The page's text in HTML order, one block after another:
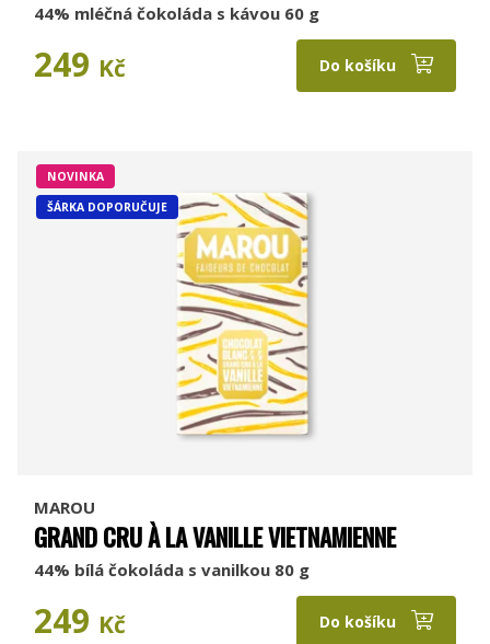
44% mléčná čokoláda s kávou 60 g
249 Kč Do košíku
NOVINKA
ŠÁRKA DOPORUČUJE
MAROU
GRAND CRU À LA VANILLE VIETNAMIENNE
44% bílá čokoláda s vanilkou 80 g
249 Kč Do košíku